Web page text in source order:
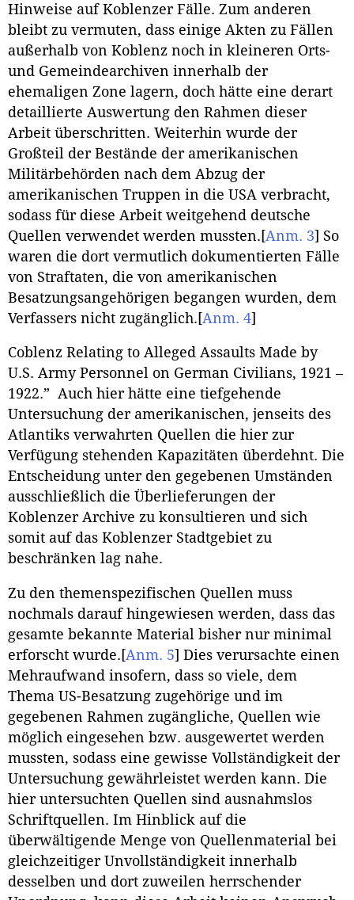
Hinweise auf Koblenzer Fälle. Zum anderen
bleibt zu vermuten, dass einige Akten zu Fällen
außerhalb von Koblenz noch in kleineren Orts-
und Gemeindearchiven innerhalb der
ehemaligen Zone lagern, doch hätte eine derart
detaillierte Auswertung den Rahmen dieser
Arbeit überschritten. Weiterhin wurde der
Großteil der Bestände der amerikanischen
Militärbehörden nach dem Abzug der
amerikanischen Truppen in die USA verbracht,
sodass für diese Arbeit weitgehend deutsche
Quellen verwendet werden mussten. [Anm. 3] So
waren die dort vermutlich dokumentierten Fälle
von Straftaten, die von amerikanischen
Besatzungsangehörigen begangen wurden, dem
Verfassers nicht zugänglich. [Anm. 4]
Coblenz Relating to Alleged Assaults Made by
U.S. Army Personnel on German Civilians, 1921 –
1922.” Auch hier hätte eine tiefgehende
Untersuchung der amerikanischen, jenseits des
Atlantiks verwahrten Quellen die hier zur
Verfügung stehenden Kapazitäten überdehnt. Die
Entscheidung unter den gegebenen Umständen
ausschließlich die Überlieferungen der
Koblenzer Archive zu konsultieren und sich
somit auf das Koblenzer Stadtgebiet zu
beschränken lag nahe.
Zu den themenspezifischen Quellen muss
nochmals darauf hingewiesen werden, dass das
gesamte bekannte Material bisher nur minimal
erforscht wurde. [Anm. 5] Dies verursachte einen
Mehraufwand insofern, dass so viele, dem
Thema US-Besatzung zugehörige und im
gegebenen Rahmen zugängliche, Quellen wie
möglich eingesehen bzw. ausgewertet werden
mussten, sodass eine gewisse Vollständigkeit der
Untersuchung gewährleistet werden kann. Die
hier untersuchten Quellen sind ausnahmslos
Schriftquellen. Im Hinblick auf die
überwältigende Menge von Quellenmaterial bei
gleichzeitiger Unvollständigkeit innerhalb
desselben und dort zuweilen herrschender